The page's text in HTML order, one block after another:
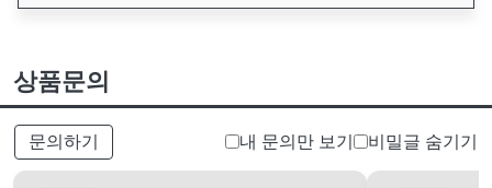
상품문의
문의하기 내 문의만 보기 비밀글 숨기기